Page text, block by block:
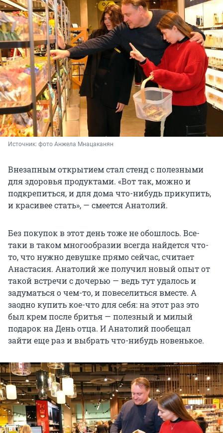
Источник: фото Анжела Мнацаканян
Внезапным открытием стал стенд с полезными
для здоровья продуктами. «Вот так, можно и
подкрепиться, и для дома что-нибудь прикупить,
и красивее стать», — смеется Анатолий.
Без покупок в этот день тоже не обошлось. Все-
таки в таком многообразии всегда найдется что-
то, что нужно девушке прямо сейчас, считает
Анастасия. Анатолий же получил новый опыт от
такой встречи с дочерью — ведь тут удалось и
задуматься о чем-то, и повеселиться вместе. А
заодно купить кое-что для себя: на этот раз это
был крем после бритья — полезный и милый
подарок на День отца. И Анатолий пообещал
зайти еще раз и выбрать что-нибудь новенькое.